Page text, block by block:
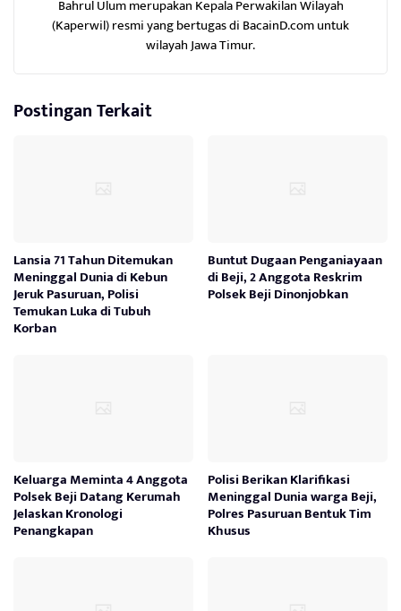
Bahrul Ulum merupakan Kepala Perwakilan Wilayah
(Kaperwil) resmi yang bertugas di BacainD.com untuk
wilayah Jawa Timur.
Postingan Terkait
Lansia 71 Tahun Ditemukan
Meninggal Dunia di Kebun
Jeruk Pasuruan, Polisi
Temukan Luka di Tubuh
Korban
Buntut Dugaan Penganiayaan
di Beji, 2 Anggota Reskrim
Polsek Beji Dinonjobkan
Keluarga Meminta 4 Anggota
Polsek Beji Datang Kerumah
Jelaskan Kronologi
Penangkapan
Polisi Berikan Klarifikasi
Meninggal Dunia warga Beji,
Polres Pasuruan Bentuk Tim
Khusus